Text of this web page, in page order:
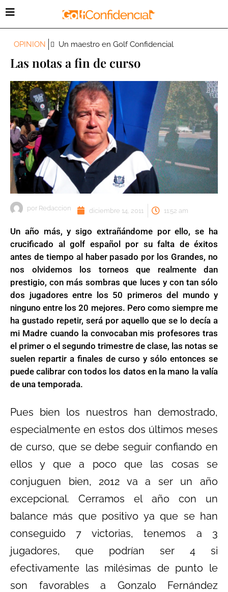
OPINION Un maestro en Golf Confidencial
Las notas a fin de curso
por Redaccion diciembre 14, 2011 11:52 am
Un año más, y sigo extrañándome por ello, se ha
crucificado al golf español por su falta de éxitos
antes de tiempo al haber pasado por los Grandes, no
nos olvidemos los torneos que realmente dan
prestigio, con más sombras que luces y con tan sólo
dos jugadores entre los 50 primeros del mundo y
ninguno entre los 20 mejores. Pero como siempre me
ha gustado repetir, será por aquello que se lo decía a
mi Madre cuando la convocaban mis profesores tras
el primer o el segundo trimestre de clase, las notas se
suelen repartir a finales de curso y sólo entonces se
puede calibrar con todos los datos en la mano la valía
de una temporada.
Pues bien los nuestros han demostrado,
especialmente en estos dos últimos meses
de curso, que se debe seguir confiando en
ellos y que a poco que las cosas se
conjuguen bien, 2012 va a ser un año
excepcional. Cerramos el año con un
balance más que positivo ya que se han
conseguido 7 victorias, tenemos a 3
jugadores, que podrían ser 4 si
efectivamente las milésimas de punto le
son favorables a Gonzalo Fernández